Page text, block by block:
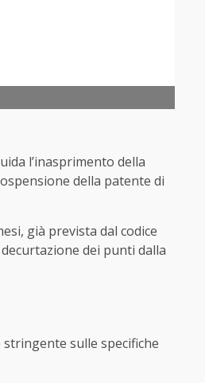
l’inasprimento della
della patente di
già prevista dal codice
dei punti dalla
stringente sulle specifiche